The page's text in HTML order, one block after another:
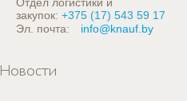
Отдел логистики и
закупок: +375 (17) 543 59 17
Эл. почта:
info@knauf.by
Новости